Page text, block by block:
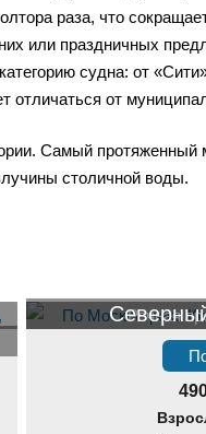
раза, что
или праздничных
судна: от
от
Самый протяженный
столичной воды.
Речная